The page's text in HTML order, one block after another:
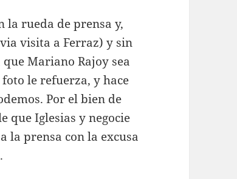
la rueda de prensa y,
visita a Ferraz) y sin
Mariano Rajoy sea
le refuerza, y hace
Por el bien de
que Iglesias y negocie
la prensa con la excusa